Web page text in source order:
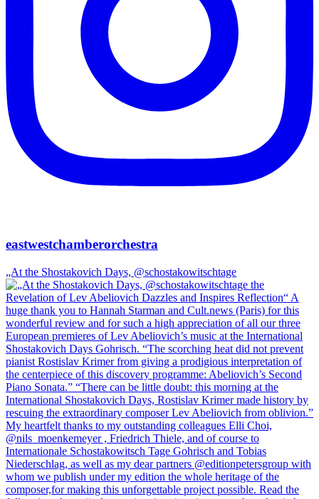
eastwestchamberorchestra
„At the Shostakovich Days, @schostakowitschtage